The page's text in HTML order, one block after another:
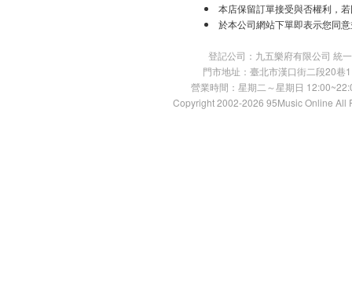
本店保留訂單接受與否權利，
於本公司網站下單即表示您同
登記公司：九五樂府有限公司 統
門市地址：臺北市漢口街二段20
營業時間：星期二～星期日
Copyright 2002-2026 95Music Online All